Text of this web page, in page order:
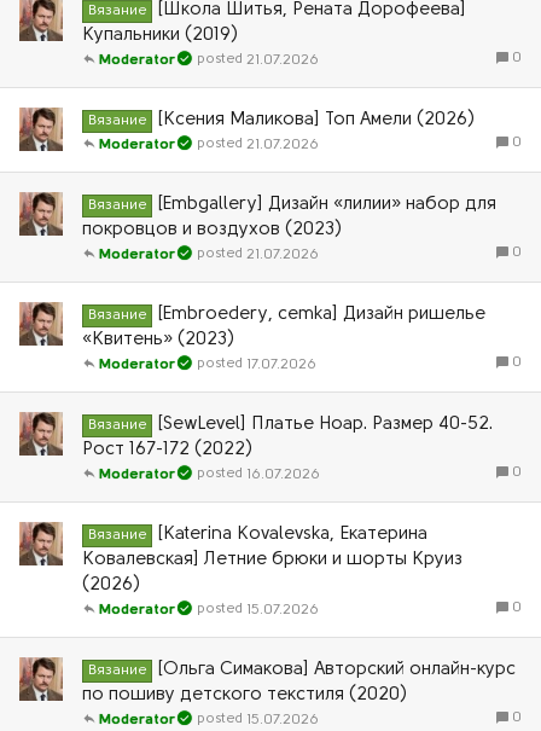
Вязание
[Школа Шитья, Рената Дорофеева]
Купальники (2019)
0
21.07.2026
Moderator
Вязание [Ксения Маликова] Топ Амели (2026)
0
21.07.2026
Moderator
Вязание
[Embgallery] Дизайн «лилии» набор для
покровцов и воздухов (2023)
0
21.07.2026
Moderator
Вязание
[Embroedery, cemka] Дизайн ришелье
«Квитень» (2023)
0
17.07.2026
Moderator
Вязание
[SewLevel] Платье Ноар. Размер 40-52.
Рост 167-172 (2022)
0
16.07.2026
Moderator
Вязание
[Kаterina Kovаlevska, Екатерина
Ковалевская] Летние брюки и шорты Круиз
(2026)
0
15.07.2026
Moderator
Вязание
[Ольга Симакова] Авторский онлайн-курс
по пошиву детского текстиля (2020)
0
15.07.2026
Moderator